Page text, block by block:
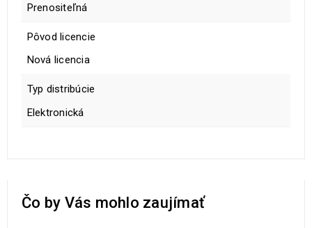
Prenositeľná
Pôvod licencie
Nová licencia
Typ distribúcie
Elektronická
Čo by Vás mohlo zaujímať